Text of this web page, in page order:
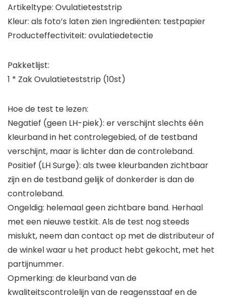
Artikeltype: Ovulatieteststrip
Kleur: als foto’s laten zien Ingrediënten: testpapier
Producteffectiviteit: ovulatiedetectie
Pakketlijst:
1 * Zak Ovulatieteststrip (10st)
Hoe de test te lezen:
Negatief (geen LH-piek): er verschijnt slechts één
kleurband in het controlegebied, of de testband
verschijnt, maar is lichter dan de controleband.
Positief (LH Surge): als twee kleurbanden zichtbaar
zijn en de testband gelijk of donkerder is dan de
controleband.
Ongeldig: helemaal geen zichtbare band. Herhaal
met een nieuwe testkit. Als de test nog steeds
mislukt, neem dan contact op met de distributeur of
de winkel waar u het product hebt gekocht, met het
partijnummer.
Opmerking: de kleurband van de
kwaliteitscontrolelijn van de reagensstaaf en de